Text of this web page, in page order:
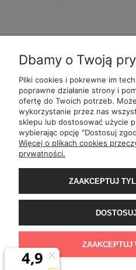
POMOC
POLECANE
ALKOMATY
Dbamy o Twoją
Pliki cookies i pokrewne im
poprawne działanie strony i
ofertę do Twoich potrzeb.
wykorzystanie przez nas
sklepu lub dostosować użycie
wybierając opcję "Dostosuj
Więcej o plikach cookies
prywatności.
ZAAKCEPTUJ
ZAAKCEPTUJ